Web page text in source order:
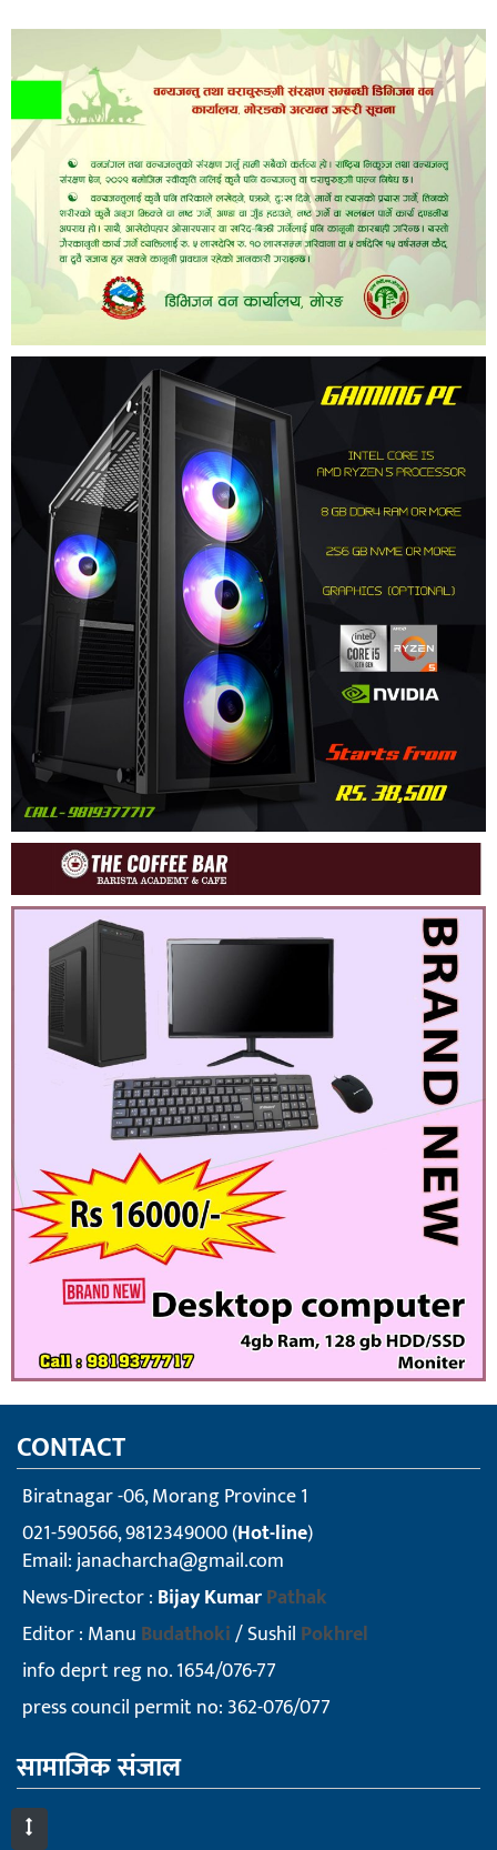
CONTACT
Biratnagar -06, Morang Province 1
021-590566, 9812349000 (Hot-line)
Email:janacharcha@gmail.com
News-Director : Bijay KumarPathak
Editor : Manu Budathoki/ Sushil Pokhrel
info deprt reg no. 1654/076-77
press council permit no: 362-076/077
सामाजिक संजाल